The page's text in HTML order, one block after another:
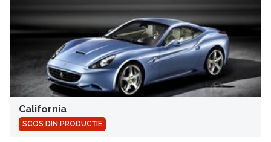
California
SCOS DIN PRODUCȚIE